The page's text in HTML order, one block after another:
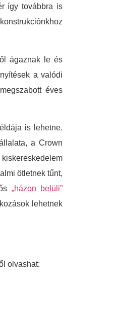
így továbbra is
ágaznak le és
a valódi
éves
is lehetne.
a Crown
ötletnek tűnt,
„házon belüli”
lehetnek
olvashat: